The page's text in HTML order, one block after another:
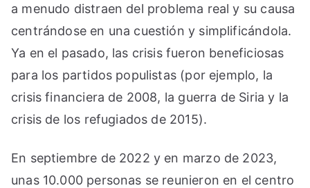
a menudo distraen del problema real y su causa
centrándose en una cuestión y simplificándola.
Ya en el pasado, las crisis fueron beneficiosas
para los partidos populistas (por ejemplo, la
crisis financiera de 2008, la guerra de Siria y la
crisis de los refugiados de 2015).
En septiembre de 2022 y en marzo de 2023,
unas 10.000 personas se reunieron en el centro